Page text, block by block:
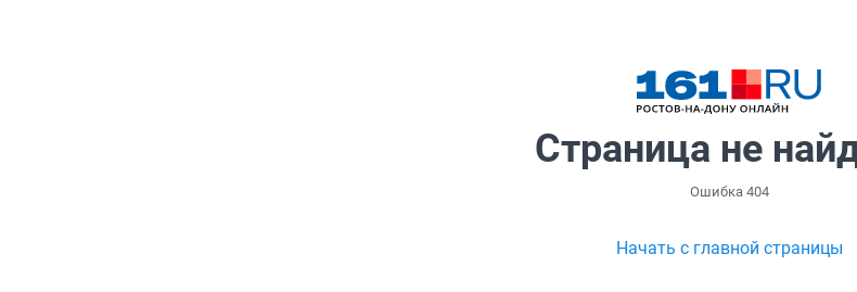
Страница не
Ошибка 404
Начать с главной страницы